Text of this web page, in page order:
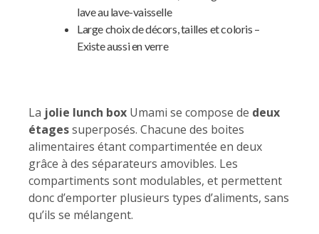
lave au lave-vaisselle
Large choix de décors, tailles et coloris –
Existe aussi en verre
La jolie lunch box Umami se compose de deux
étagessuperposés. Chacune des boites
alimentaires étant compartimentée en deux
grâce à des séparateurs amovibles. Les
compartiments sont modulables, et permettent
donc d’emporter plusieurs types d’aliments, sans
qu’ils se mélangent.